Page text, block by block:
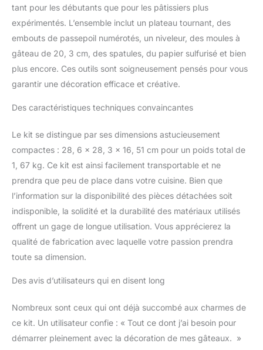
Non toxique et sans BPA.
Sans danger pour les
pâtisserie polyvalent :
que vous soyez un
pâtissier débutant ou
expérimenté, ce kit de
les adultes de tous
Les 24 douilles
de créer facilement une
large gamme de motifs.
Les spatules et le plateau
tournant à gâteau sont
décoration facile. Cadeau
parfait pour les amateurs
de pâtisserie : si vous
kit de décoration de
idéal. Emballé avec des
outils et du matériel de
haute qualité, ce kit de
pâtisserie inspirera leur
tant pour les débutants que pour les pâtissiers plus
expérimentés. L’ensemble inclut un plateau tournant, des
embouts de passepoil numérotés, un niveleur, des moules à
gâteau de 20, 3 cm, des spatules, du papier sulfurisé et bien
plus encore. Ces outils sont soigneusement pensés pour vous
garantir une décoration efficace et créative.
Des caractéristiques techniques convaincantes
Le kit se distingue par ses dimensions astucieusement
compactes : 28, 6 x 28, 3 x 16, 51 cm pour un poids total de
1, 67 kg. Ce kit est ainsi facilement transportable et ne
prendra que peu de place dans votre cuisine. Bien que
l’information sur la disponibilité des pièces détachées soit
indisponible, la solidité et la durabilité des matériaux utilisés
offrent un gage de longue utilisation. Vous apprécierez la
qualité de fabrication avec laquelle votre passion prendra
toute sa dimension.
Des avis d’utilisateurs qui en disent long
Nombreux sont ceux qui ont déjà succombé aux charmes de
ce kit. Un utilisateur confie : « Tout ce dont j’ai besoin pour
démarrer pleinement avec la décoration de mes gâteaux. »